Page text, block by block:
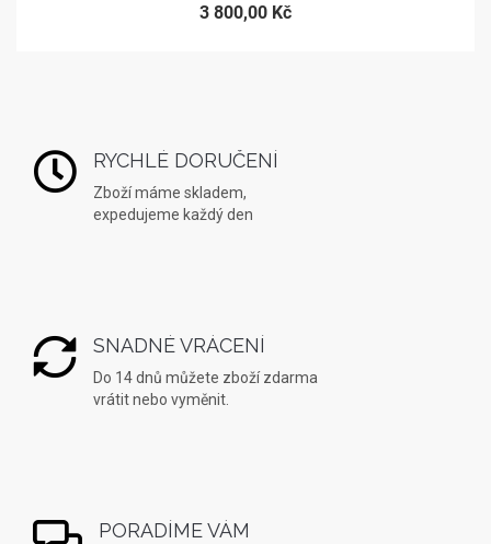
3 800,00 Kč
RYCHLÉ DORUČENÍ
Zboží máme skladem,
expedujeme každý den
SNADNÉ VRÁCENÍ
Do 14 dnů můžete zboží zdarma
vrátit nebo vyměnit.
PORADÍME VÁM